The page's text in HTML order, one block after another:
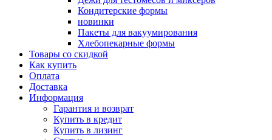
Кондитерские формы
новинки
Пакеты для вакуумирования
Хлебопекарные формы
Товары со скидкой
Как купить
Оплата
Доставка
Информация
Гарантия и возврат
Купить в кредит
Купить в лизинг